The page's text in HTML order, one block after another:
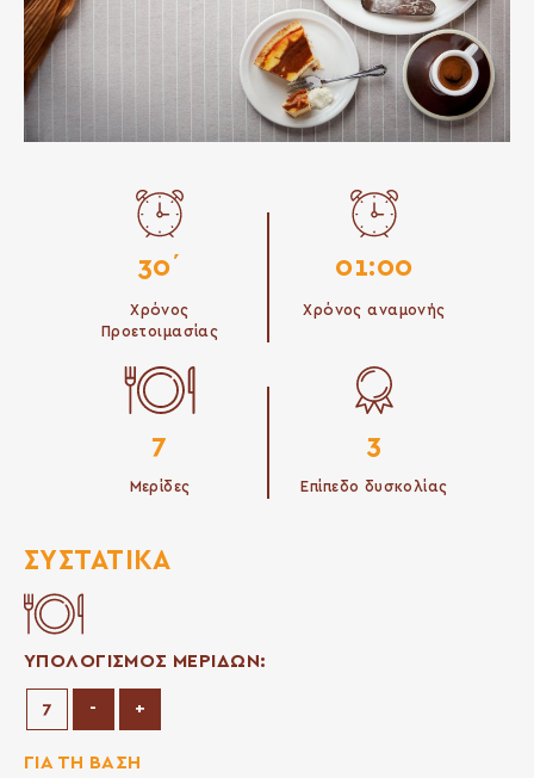
30΄
Χρόνος
Προετοιμασίας
01:00
Χρόνος αναμονής
7
Μερίδες
3
Επίπεδο δυσκολίας
ΣΥΣΤΑΤΙΚΆ
ΥΠΟΛΟΓΙΣΜΟΣ ΜΕΡΙΔΩΝ:
- Μείωση μερίδων
+Αύξηση μερίδων
ΓΙΑ ΤΗ ΒΑΣΗ